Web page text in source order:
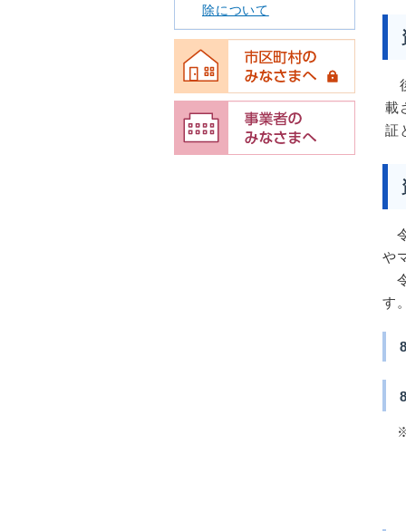
載
証
や
す
※
除について